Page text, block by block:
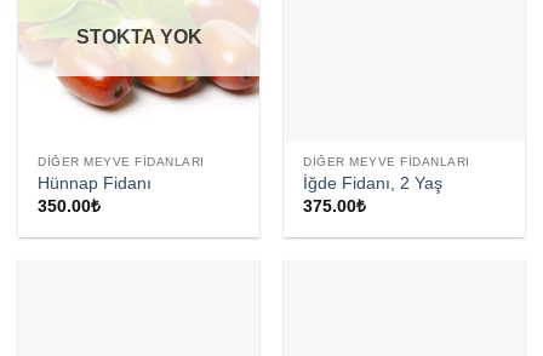
STOKTA YOK
DIĞER MEYVE FIDANLARI
Hünnap Fidanı
350.00₺
DIĞER MEYVE FIDANLARI
İğde Fidanı, 2 Yaş
375.00₺